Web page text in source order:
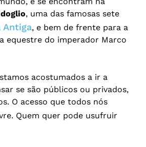
, uma das famosas sete
Antiga, e bem de frente para a
equestre do imperador Marco
acostumados a ir a
se são públicos ou privados,
O acesso que todos nós
Quem quer pode usufruir